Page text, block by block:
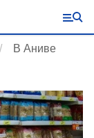
В Аниве